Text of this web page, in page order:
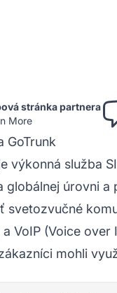
stránka partnera
More
GoTrunk
výkonná služba
globálnej úrovni
svetozvučné
VoIP (Voice
mohli